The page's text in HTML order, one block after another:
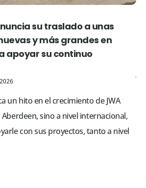
su traslado a unas
y más grandes en
apoyar su continuo
un hito en el crecimiento de JWA
sino a nivel internacional,
con sus proyectos, tanto a nivel